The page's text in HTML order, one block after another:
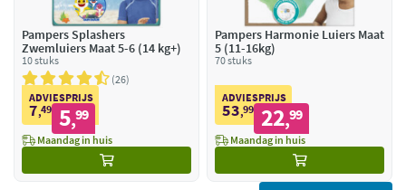
Pampers Splashers
Zwemluiers Maat 5-6 (14 kg+)
10 stuks
26
ADVIESPRIJS
7,49 5,99
Maandag in huis
Pampers Harmonie Luiers Maat
5 (11-16kg)
70 stuks
ADVIESPRIJS
53,99 22,99
Maandag in huis